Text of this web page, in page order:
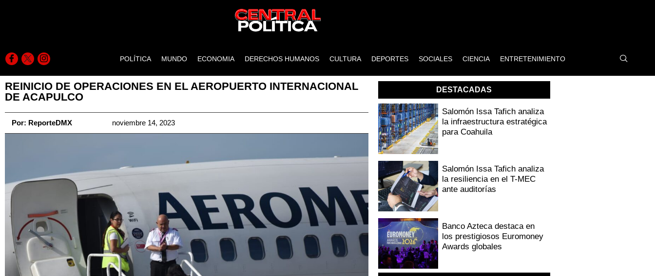
POLÍTICA MUNDO ECONOMIA DERECHOS HUMANOS CULTURA DEPORTES SOCIALES CIENCIA ENTRETENIMIENTO
REINICIO DE OPERACIONES EN EL AEROPUERTO INTERNACIONAL
DE ACAPULCO
Por: ReporteDMX noviembre 14, 2023
DESTACADAS
Salomón Issa Tafich analiza
la infraestructura estratégica
para Coahuila
Salomón Issa Tafich analiza
la resiliencia en el T-MEC
ante auditorías
Banco Azteca destaca en
los prestigiosos Euromoney
Awards globales